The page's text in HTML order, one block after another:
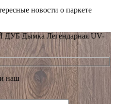
новости о паркете
Дымка Легендарная UV-
и наш